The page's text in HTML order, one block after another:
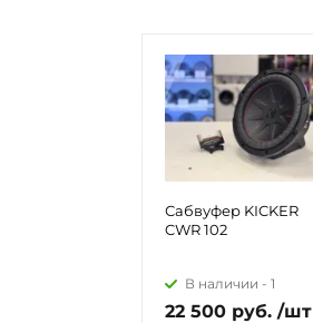
Сабвуфер KICKER
CWR 102
В наличии - 1
22 500 руб. /шт